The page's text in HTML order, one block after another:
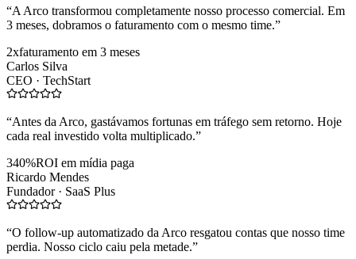
“A Arco transformou completamente nosso processo comercial. Em
3 meses, dobramos o faturamento com o mesmo time.”
2xfaturamento em 3 meses
Carlos Silva
CEO · TechStart
“Antes da Arco, gastávamos fortunas em tráfego sem retorno. Hoje
cada real investido volta multiplicado.”
340%ROI em mídia paga
Ricardo Mendes
Fundador · SaaS Plus
“O follow-up automatizado da Arco resgatou contas que nosso time
perdia. Nosso ciclo caiu pela metade.”